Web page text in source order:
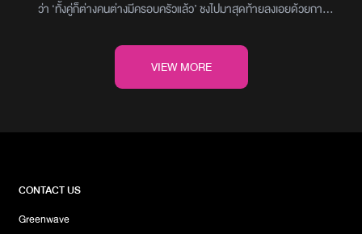
บีบอกว่าอร่อยนะ ซึ่งเราเป็นสายนิ่งเงียบอยู่แล้ว เวลาได้ยินชื่อก็ทำนิ่งไว้
แล้วก็ตามน้ำเขาไปว่า อ๋อ เหรอคะ พอเขาหลับเราก็แอบเช็คมือถือ เราได้
เป็นว่า เขาคุยไปในทาง 18+ มีการส่งรูปลับหากัน ไม่ได้มีเรื่องงานปนอยู่
เลย ณ วันที่เราเห็น เราก็รู้สึกช็อคมาก เหมือนกลับว่าจะเป็นลม ในคืนนั้น
มนก็เก็บเสื้อผ้าออกไปนอนอยู่ที่โรงแรม 2-3 วัน และใช้เวลาอยู่กับตัวเอง
เลยเลือกที่จะกลับไปคุย และถามเขาว่า มันเกิดอะไรขึ้น ? ซึ่งเหตุการณ์
สัมพันธ์อะไรกันเลยตั้งแต่ตอนนั้น มันจบกันนานแล้ว เธอก็เห็นว่า เราก็
อยู่ด้วยกันทุกวัน คุยจบมนก็เลือกที่จะทักหาบีต่อว่า ทำไมถึงคุยกันแบบนี้
คือถ้าผู้หญิงบอกว่าผู้ชายมาหลอกเขา เราจะได้ด่าผู้ชายคนเดียวให้จบ
ติดตามรับชมได้ทางใครมีปัญหาอยากโทรเข้ามาในรายการ Inbox
ได้ทุกวันพุธ เวลา 21.00-23.00 น. ทางรายการวิทยุ EFM94 และ
บริเวณใบหน้าของหนู เพื่อทิ้งร่องรอยไว้ หนูก็เลยรู้สึกว่ามันไม่ใช่แล้ว แต่
ความคิดเห็น ไม่พูดอะไรที่มันผิดหูเขา จากที่เคยใช้ชีวิตอยู่ด้วยกันสอง
คน และมีปัญหากันเรื่อยๆ ทุกอาทิตย์ ดีกันได้อาทิตย์นึง อีกอาทิตย์ก็
กลับมาทะเลาะกันอีกแล้ว กลายเป็นตอนนี้ต่อให้เขาไม่เมา เขาก็ทำร้าย
หยุด เขาก็ทำต่อหน้าพ่อแม่เขาด้วย ซึ่งพ่อแม่เขาก็จะพูดแค่ อย่าๆ
กับตัวเองว่าถ้ามันโดนขนาดนี้ มันก็ถึงจุดที่มันไม่ใช่แล้วหรือเปล่า? จนมา
เขาหาของไม่เจอ เขาก็มาโวยวายใส่หนูแล้วก็มาทำร้ายร่างกายหนูเหมือน
ด้วยการนอกใจ แอบคบกัน
ว่า ‘ทั้งคู่ก็ต่างคนต่างมีครอบครัวแล้ว’ ชงไปมาสุดท้ายลงเอยด้วยการ
ข้ามเรื่องนี้ยังไงดี? เพราะต้องทำงานร่วมกัน “คุณเตย (นามสมมุติ)”
อายุ 30 ปี สายที่สามในรายการ พุธทอล์ค พุธโทร เมื่อคืนวันพุธที่ผ่าน
มา (6 ก.ย. 66) ได้โทรเข้ามาปรึกษา ดีเจเผือก -ดีเจเติ้ล - ดีเจต้นหอม
พอเราย้ายเข้าไปก็เจอวัฒนธรรมการจับคู่จิ้น แซว ชง โดยที่คนแซวก็ไม่
ผู้ชายว่า ‘น้องผู้หญิงคนนี้น่ารักไหม? ถ้าน่ารักก็จีบสิ’ แต่คนในบริษัทก็รู้
ชอบแซว แต่เป็นกันทั้งแผนก ส่วนน้องที่ถูกชงตอนแรก ๆ ก็ปฏิเสธ ‘พี่ก็
VIEW MORE
CONTACT US
Greenwave